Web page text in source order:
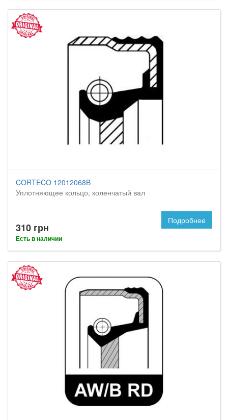
CORTECO 12012068B
Уплотняющее кольцо, коленчатый вал
310 грн
Есть в наличии
Подробнее